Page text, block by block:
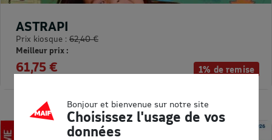
1% de remise
ASTRAPI
Prix kiosque : 62,40 €
Meilleur prix :
61,75 €
Bonjour et bienvenue sur notre site
Choisissez l'usage de vos
données